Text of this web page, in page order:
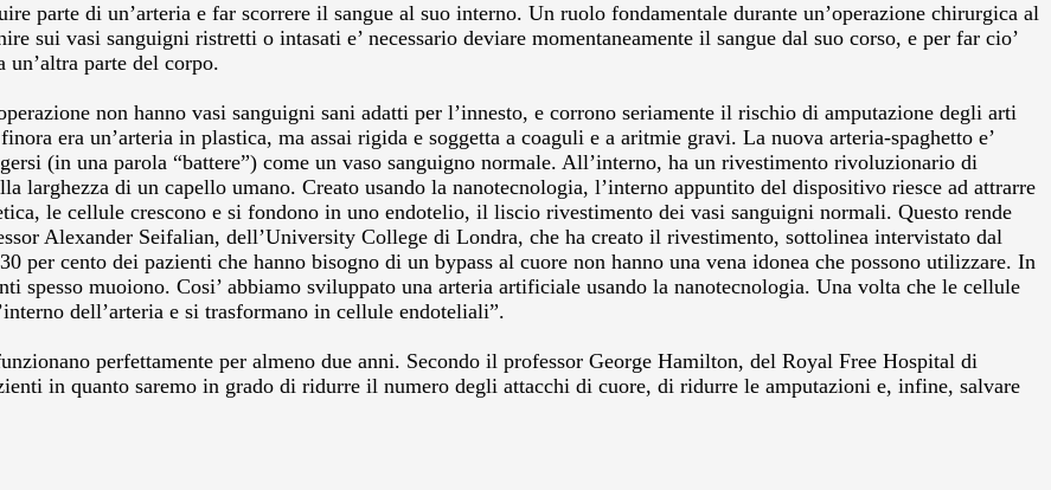
parte di un’arteria e far scorrere il sangue al suo interno. Un ruolo fondamentale durante un’operazione chirurgica al
sui vasi sanguigni ristretti o intasati e’ necessario deviare momentaneamente il sangue dal suo corso, e per far cio’
un’altra parte del corpo.
non hanno vasi sanguigni sani adatti per l’innesto, e corrono seriamente il rischio di amputazione degli arti
era un’arteria in plastica, ma assai rigida e soggetta a coaguli e a aritmie gravi. La nuova arteria-spaghetto e’
(in una parola “battere”) come un vaso sanguigno normale. All’interno, ha un rivestimento rivoluzionario di
di un capello umano. Creato usando la nanotecnologia, l’interno appuntito del dispositivo riesce ad attrarre
le cellule crescono e si fondono in uno endotelio, il liscio rivestimento dei vasi sanguigni normali. Questo rende
Alexander Seifalian, dell’University College di Londra, che ha creato il rivestimento, sottolinea intervistato dal
per cento dei pazienti che hanno bisogno di un bypass al cuore non hanno una vena idonea che possono utilizzare. In
spesso muoiono. Cosi’ abbiamo sviluppato una arteria artificiale usando la nanotecnologia. Una volta che le cellule
dell’arteria e si trasformano in cellule endoteliali”.
perfettamente per almeno due anni. Secondo il professor George Hamilton, del Royal Free Hospital di
in quanto saremo in grado di ridurre il numero degli attacchi di cuore, di ridurre le amputazioni e, infine, salvare